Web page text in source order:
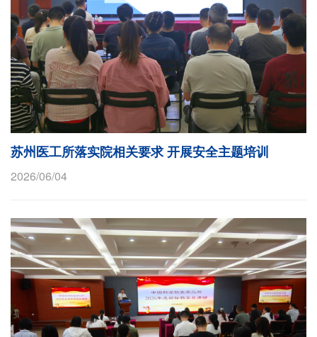
苏州医工所落实院相关要求 开展安全主题培训
2026/06/04